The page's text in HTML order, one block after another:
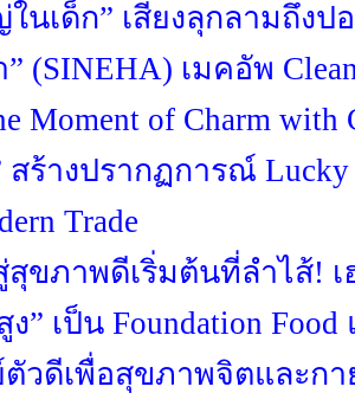
นเด็ก” เสี่ยงลุกลามถึงป
” (SINEHA) เมคอัพ
Moment of Charm with
สร้างปรากฏการณ์
Trade
ขภาพดีเริ่มต้นที่ลำไส้!
ง” เป็น Foundation
วดีเพื่อสุขภาพจิตและก